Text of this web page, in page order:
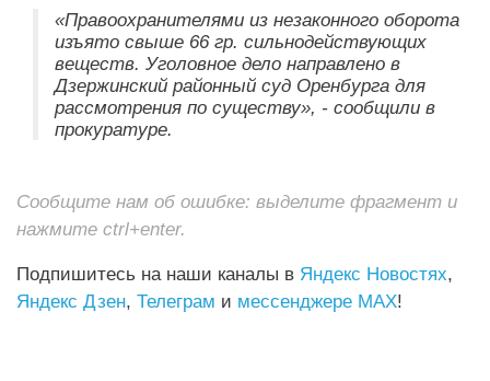
«Правоохранителями из незаконного оборота
изъято свыше 66 гр. сильнодействующих
веществ. Уголовное дело направлено в
Дзержинский районный суд Оренбурга для
рассмотрения по существу», - сообщили в
прокуратуре.
Сообщите нам об ошибке: выделите фрагмент и
нажмите ctrl+enter.
Подпишитесь на наши каналы в Яндекс Новостях,
Яндекс Дзен, Телеграм и мессенджере MAX!